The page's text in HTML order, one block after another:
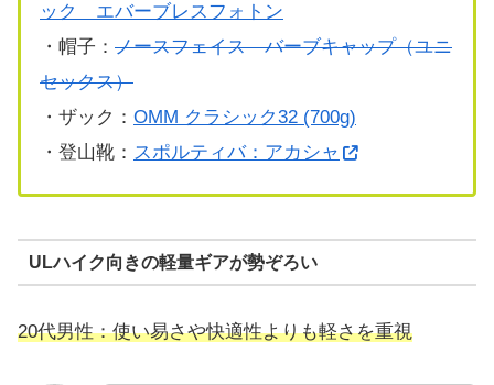
ック エバーブレスフォトン
・帽子： ノースフェイス バーブキャップ（ユニ
セックス）
・ザック： OMM クラシック32 (700g)
・登山靴： スポルティバ：アカシャ
ULハイク向きの軽量ギアが勢ぞろい
20代男性：使い易さや快適性よりも軽さを重視